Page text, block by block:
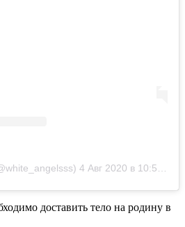
4 Авг 2020 в 10:54 PDT
доставить тело на родину в